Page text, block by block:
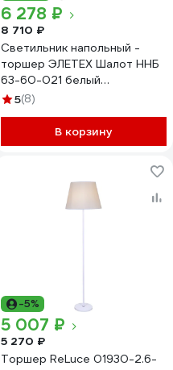
6 278 ₽
8 710 ₽
Светильник напольный -
торшер ЭЛЕТЕХ Шалот ННБ
63-60-021 белый
1005405062
5(8)
В корзину
-5%
5 007 ₽
5 270 ₽
Торшер ReLuce 01930-2.6-